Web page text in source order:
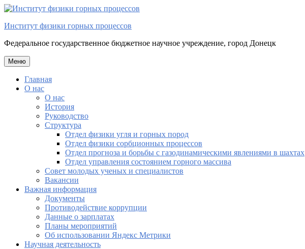
Перейти
содержимому
Институт физики горных процессов
Федеральное государственное бюджетное научное учреждение, город Донецк
Меню
Главная
О нас
О нас
История
Руководство
Структура
Отдел физики угля и горных пород
Отдел физики сорбционных процессов
Отдел прогноза и борьбы с газодинамическими явлениями в шахтах
Отдел управления состоянием горного массива
Совет молодых ученых и специалистов
Вакансии
Важная информация
Документы
Противодействие коррупции
Данные о зарплатах
Планы мероприятий
Об использовании Яндекс Метрики
Научная деятельность